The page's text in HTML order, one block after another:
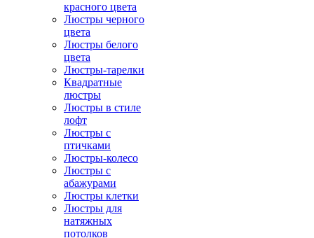
красного цвета
Люстры черного
цвета
Люстры белого
цвета
Люстры-тарелки
Квадратные
люстры
Люстры в стиле
лофт
Люстры с
птичками
Люстры-колесо
Люстры с
абажурами
Люстры клетки
Люстры для
натяжных
потолков